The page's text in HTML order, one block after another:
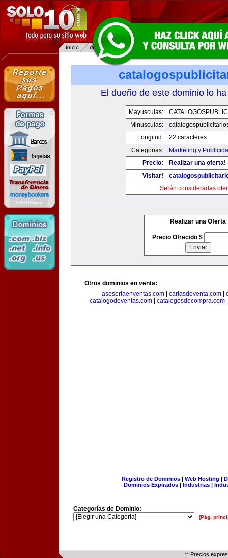
El dueño de este dominio lo
Mayusculas:
Minusculas:
Longitud:
22 caracteres
Categorias:
Marketing y
Precio:
Realizar una oferta!
Visitar!
Serán consideradas
Realizar una Oferta
Precio Ofrecido $
Otros dominios en venta:
asesoriaenventas.com
cartasdeventa.com
catalogodeventas.com
catalogosdecompra.com
Registro de Dominios| Web Hosting |
Dominios Expirados | Industrias |
Categorías de Dominio:
[Pág.
** Precios